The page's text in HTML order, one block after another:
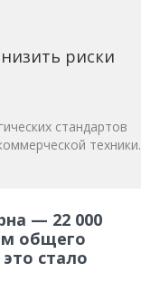
риски
стандартов
техники.
— 22 000
общего
стало